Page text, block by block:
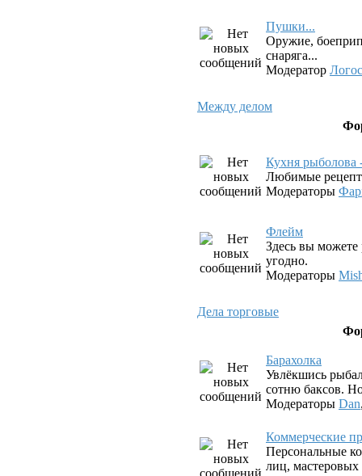
Пушки...
Оружие,
снаряга...
Модератор Логос
Между делом
Кухня рыболова
Любимые
Модераторы
Флeйм
Здесь вы можете
угодно.
Модераторы
Дела торговые
Барахолка
Увлёкшись
сотню баксов.
Модераторы Dan
Коммерческие
Персональные
лиц,